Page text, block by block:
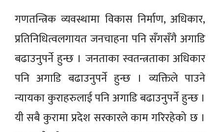
गणतन्त्रिक व्यवस्थामा विकास निर्माण, अधिकार,
प्रतिनिधित्वलगायत जनचाहना पनि सँगसँगै अगाडि
बढाउनुपर्ने हुन्छ । जनताका स्वतन्त्रताका अधिकार
पनि अगाडि बढाउनुपर्ने हुन्छ । व्यक्तिले पाउने
न्यायका कुराहरुलाई पनि अगाडि बढाउनुपर्ने हुन्छ ।
यी सबै कुरामा प्रदेश सरकारले काम गरिरहेको छ ।